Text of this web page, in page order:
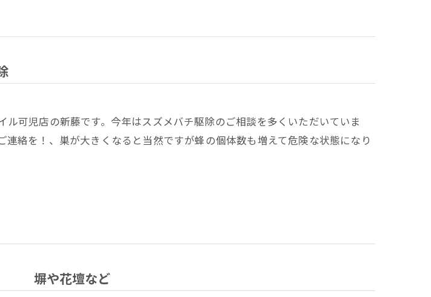
ル可児店の新藤です。今年はスズメバチ駆除のご相談を多くいただいていま
連絡を！、巣が大きくなると当然ですが蜂の個体数も増えて危険な状態になり
塀や花壇など